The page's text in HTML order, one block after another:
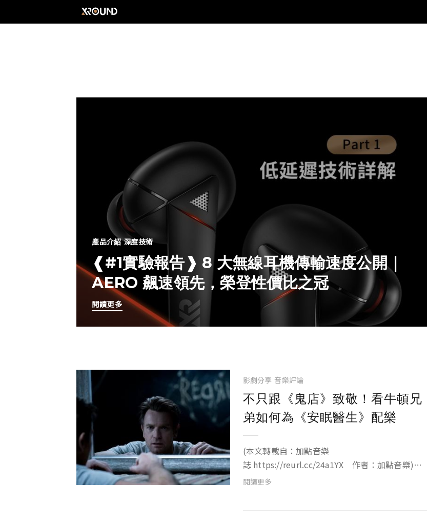
產品介紹 深度技術
❰#1實驗報告❱ 8 大無線耳機傳輸速度公開｜
AERO 飆速領先，榮登性價比之冠
閱讀更多
影劇分享 音樂評論
不只跟《鬼店》致敬！看牛頓兄
弟如何為《安眠醫生》配樂
(本文轉載自：加點音樂
誌 https://reurl.cc/24a1YX 作者：加點音樂)
時隔 39 年，經典電影《鬼店》的續作《安眠醫
閱讀更多